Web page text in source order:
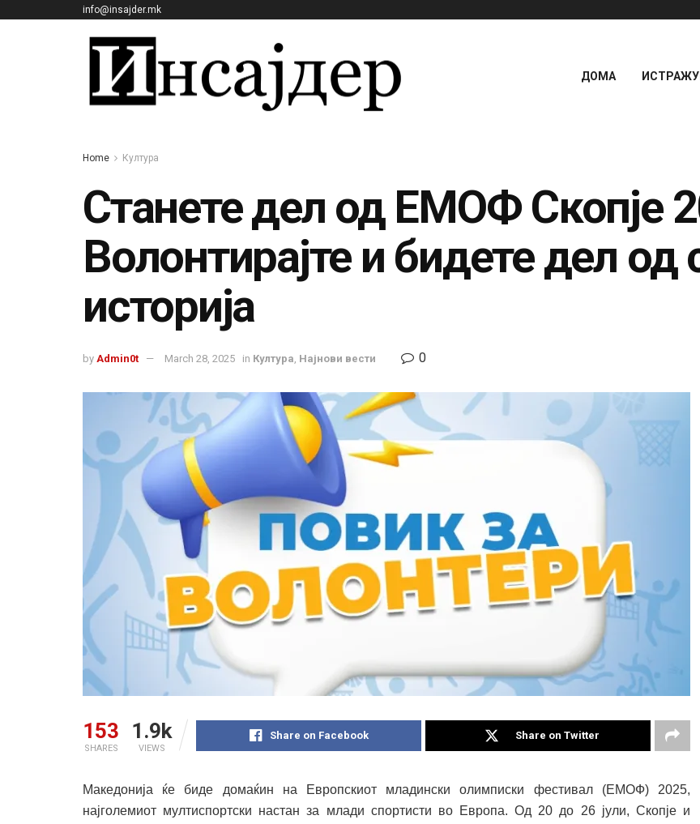
info@insajder.mk
ДОМА
Home Култура
Станете дел од ЕМОФ Скопје
Волонтирајте и бидете дел од
историја
by Admin0t March 28, 2025 in Култура, Најнови вести 0
153
SHARES
1.9k
VIEWS
Share on Facebook Share on Twitter
Македонија ќе биде домаќин на Европскиот младински олимписки фестивал (ЕМОФ) 2025,
најголемиот мултиспортски настан за млади спортисти во Европа. Од 20 до 26 јули, Скопје и